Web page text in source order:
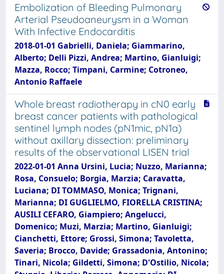
Embolization of Bleeding Pulmonary
Arterial Pseudoaneurysm in a Woman
With Infective Endocarditis
2018-01-01 Gabrielli, Daniela; Giammarino,
Alberto; Delli Pizzi, Andrea; Martino, Gianluigi;
Mazza, Rocco; Timpani, Carmine; Cotroneo,
Antonio Raffaele
Whole breast radiotherapy in cN0 early
breast cancer patients with pathological
sentinel lymph nodes (pN1mic, pN1a)
without axillary dissection: preliminary
results of the observational LISEN trial
2022-01-01 Anna Ursini, Lucia; Nuzzo, Marianna;
Rosa, Consuelo; Borgia, Marzia; Caravatta,
Luciana; DI TOMMASO, Monica; Trignani,
Marianna; DI GUGLIELMO, FIORELLA CRISTINA;
AUSILI CEFARO, Giampiero; Angelucci,
Domenico; Muzi, Marzia; Martino, Gianluigi;
Cianchetti, Ettore; Grossi, Simona; Tavoletta,
Saveria; Brocco, Davide; Grassadonia, Antonino;
Tinari, Nicola; Gildetti, Simona; D'Ostilio, Nicola;